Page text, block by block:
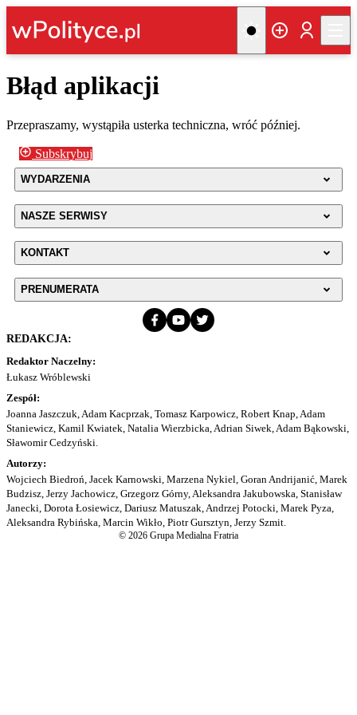
Błąd aplikacji
Przepraszamy, wystąpiła usterka techniczna, wróć później.
Subskrybuj
WYDARZENIA
NASZE SERWISY
KONTAKT
PRENUMERATA
REDAKCJA:
Redaktor Naczelny:
Łukasz Wróblewski
Zespół:
Joanna Jaszczuk, Adam Kacprzak, Tomasz Karpowicz, Robert Knap, Adam
Staniewicz, Kamil Kwiatek, Natalia Wierzbicka, Adrian Siwek, Adam Bąkowski,
Sławomir Cedzyński.
Autorzy:
Wojciech Biedroń, Jacek Karnowski, Marzena Nykiel, Goran Andrijanić, Marek
Budzisz, Jerzy Jachowicz, Grzegorz Górny, Aleksandra Jakubowska, Stanisław
Janecki, Dorota Łosiewicz, Dariusz Matuszak, Andrzej Potocki, Marek Pyza,
Aleksandra Rybińska, Marcin Wikło, Piotr Gursztyn, Jerzy Szmit.
© 2026 Grupa Medialna Fratria